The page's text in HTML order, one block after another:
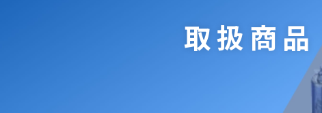
取扱商品